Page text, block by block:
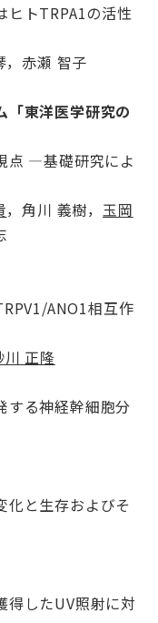
ヒトTRPA1の活性
，赤瀬 智子
「東洋医学研究の
点 ―基礎研究によ
，角川 義樹， 玉岡
ANO1相互作
川 正隆
する神経幹細胞分
化と生存およびそ
得したUV照射に対